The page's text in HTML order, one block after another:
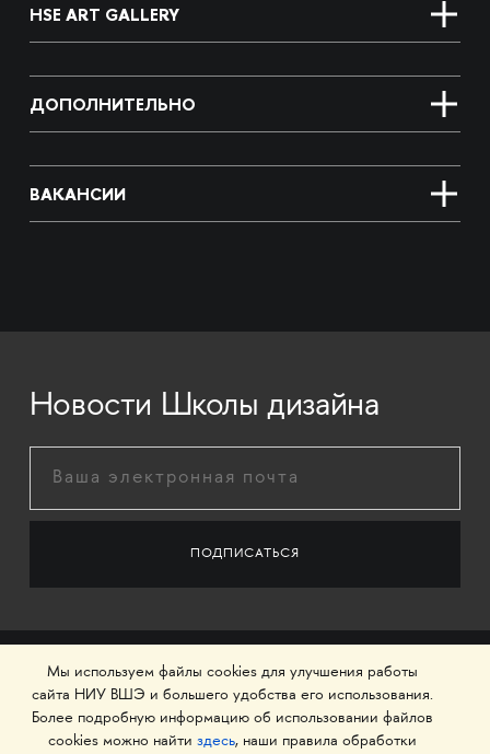
HSE ART GALLERY
ДОПОЛНИТЕЛЬНО
ВАКАНСИИ
Новости Школы дизайна
Мы используем файлы cookies для улучшения работы
сайта НИУ ВШЭ и большего удобства его использования.
Более подробную информацию об использовании файлов
cookies можно найти здесь, наши правила обработки